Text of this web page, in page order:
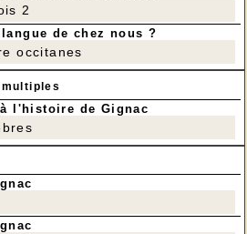
2
de chez nous ?
occitanes
l'histoire de Gignac